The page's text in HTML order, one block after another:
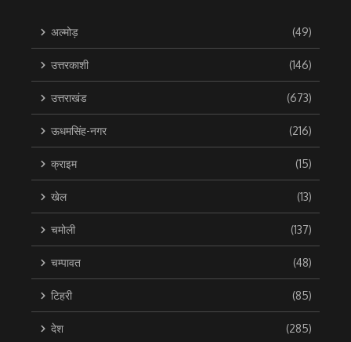
अल्मोड़ (49)
उत्तरकाशी (146)
उत्तराखंड (673)
ऊधमसिंह-नगर (216)
क्राइम (15)
खेल (13)
चमोली (137)
चम्पावत (48)
टिहरी (85)
देश (285)